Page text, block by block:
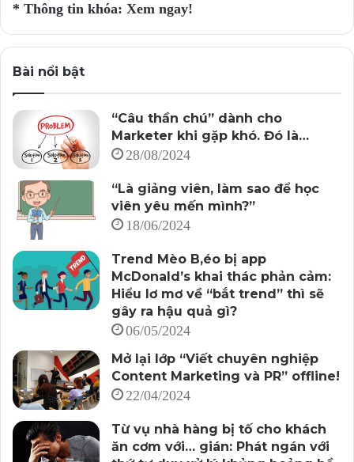
* Thông tin khóa: Xem ngay!
Bài nổi bật
“Câu thần chú” dành cho
Marketer khi gặp khó. Đó là…
28/08/2024
“Là giảng viên, làm sao để học
viên yêu mến mình?”
18/06/2024
Trend Mèo B,éo bị app
McDonald’s khai thác phản cảm:
Hiểu lơ mơ về “bắt trend” thì sẽ
gây ra hậu quả gì?
06/05/2024
Mở lại lớp “Viết chuyên nghiệp
Content Marketing và PR” offline!
22/04/2024
Từ vụ nhà hàng bị tố cho khách
ăn cơm với… gián: Phát ngán với